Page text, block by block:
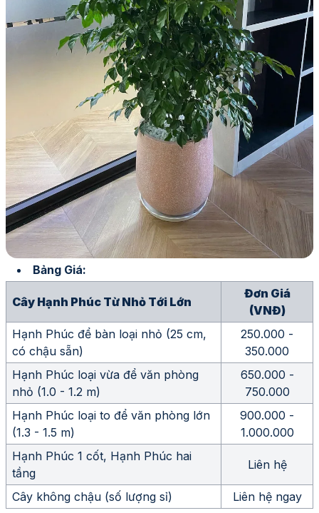
Bảng Giá:
Cây Hạnh Phúc Từ Nhỏ Tới Lớn
Đơn Giá
(VNĐ)
Hạnh Phúc để bàn loại nhỏ (25 cm,
có chậu sẵn)
250.000 -
350.000
Hạnh Phúc loại vừa để văn phòng
nhỏ (1.0 - 1.2 m)
650.000 -
750.000
Hạnh Phúc loại to để văn phòng lớn
(1.3 - 1.5 m)
900.000 -
1.000.000
Hạnh Phúc 1 cốt, Hạnh Phúc hai
tầng
Liên hệ
Cây không chậu (số lượng sỉ) Liên hệ ngay